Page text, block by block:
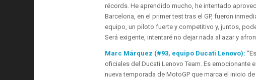
récords. He aprendido mucho, he intentado
Barcelona, ​​en el primer test tras el GP, fueron
equipo, un piloto fuerte y competitivo y, juntos,
Será exigente, intentaré no dejar nada al azar y
Marc Márquez (#93, equipo Ducati Lenovo):
oficiales del Ducati Lenovo Team. Es emocionante
nueva temporada de MotoGP que marca el inicio